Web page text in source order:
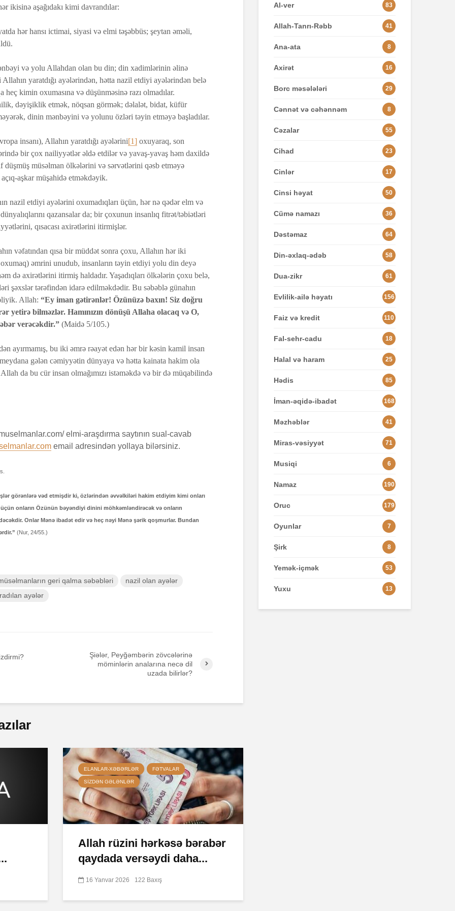
ikisinə aşağıdakı kimi davrandılar:
hər hansı ictimai, siyasi və elmi təşəbbüs; şeytan əməli,
və yolu Allahdan olan bu din; din xadimlərinin əlinə
yaratdığı ayələrindən, hətta nazil etdiyi ayələrindən belə
heç kimin oxumasına və düşünməsinə razı olmadılar.
dəyişiklik etmək, nöqsan görmək; dəlalət, bidat, küfür
dinin mənbəyini və yolunu özləri təyin etməyə başladılar.
insanı), Allahın yaratdığı ayələrini[1] oxuyaraq, son
bir çox nailiyyətlər əldə etdilər və yavaş-yavaş həm daxildə
düşmüş müsəlman ölkələrini və sərvətlərini qəsb etməyə
aşkar müşahidə etməkdəyik.
nazil etdiyi ayələrini oxumadıqları üçün, hər nə qədər elm və
qazansalar da; bir çoxunun insanlıq fitrət/təbiətləri
qısacası axirətlərini itirmişlər.
vəfatından qısa bir müddət sonra çoxu, Allahın hər iki
əmrini unudub, insanların təyin etdiyi yolu din deyə
də axirətlərini itirmiş haldadır. Yaşadıqları ölkələrin çoxu belə,
şəxslər tərəfindən idarə edilməkdədir. Bu səbəblə günahın
Allah: “Ey iman gətirənlər! Özünüzə baxın! Siz doğru
yetirə bilməzlər. Hamınızın dönüşü Allaha olacaq və O,
verəcəkdir.” (Maidə 5/105.)
ayırmamış, bu iki əmrə rəayət edən hər bir kəsin kamil insan
gələn cəmiyyətin dünyaya və hətta kainata hakim ola
da bu cür insan olmağımızı istəməkdə və bir də müqabilində
elmi-araşdırma saytının sual-cavab
email adresindən yollaya bilərsiniz.
görənlərə vəd etmişdir ki, özlərindən əvvəlkiləri hakim etdiyim kimi onları
onların Özünün bəyəndiyi dinini möhkəmləndirəcək və onların
Onlar Mənə ibadət edir və heç nəyi Mənə şərik qoşmurlar. Bundan
(Nur, 24/55.)
geri qalma səbəbləri
nazil olan ayələr
ayələr
Şiələr, Peyğəmbərin zövcələrinə
möminlərin analarına necə dil
uzada bilirlər?
ELANLAR-XƏBƏRLƏR FƏTVALAR
SIZDƏN GƏLƏNLƏR
Allah rüzini hərkəsə bərabər
qaydada versəydi daha...
16 Yanvar 2026 122 Baxış
Al-ver 83
Allah-Tanrı-Rəbb 41
Ana-ata 8
Axirət 16
Borc məsələləri 29
Cənnət və cəhənnəm 8
Cəzalar 55
Cihad 23
Cinlər 17
Cinsi həyat 50
Cümə namazı 36
Dəstəmaz 64
Din-əxlaq-ədəb 58
Dua-zikr 61
Evlilik-ailə həyatı 156
Faiz və kredit 110
Fal-sehr-cadu 18
Halal və haram 25
Hədis 85
İman-əqidə-ibadət 168
Məzhəblər 41
Miras-vəsiyyət 71
Musiqi 6
Namaz 190
Oruc 179
Oyunlar 7
Şirk 8
Yemək-içmək 53
Yuxu 13